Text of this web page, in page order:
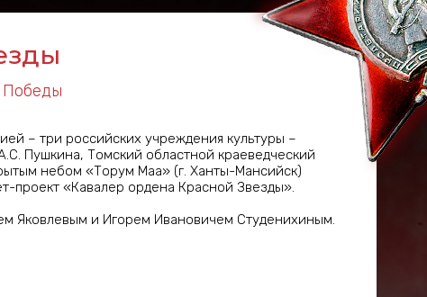
Победы
– три российских учреждения культуры –
Пушкина, Томский областной краеведческий
небом «Торум Маа» (г. Ханты-Мансийск)
«Кавалер ордена Красной Звезды».
Яковлевым и Игорем Ивановичем Студенихиным.